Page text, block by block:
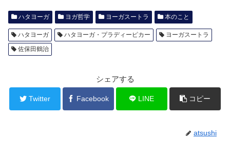
ハタヨーガ ヨガ哲学 ヨーガスートラ 本のこと
ハタヨーガ ハタヨーガ・プラディーピカー
ヨーガスートラ
佐保田鶴治
シェアする
Twitter Facebook LINE コピー
atsushi